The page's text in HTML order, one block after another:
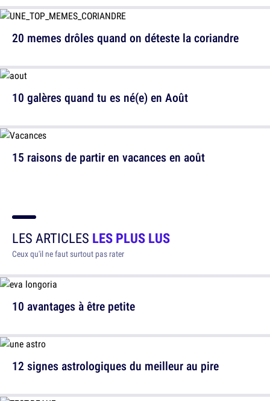
10 galères quand tu es né(e) en Août
20 memes drôles quand on déteste la coriandre
15 raisons de partir en vacances en août
LES ARTICLES LES PLUS LUS
Ceux qu'il ne faut surtout pas rater
10 avantages à être petite
12 signes astrologiques du meilleur au pire